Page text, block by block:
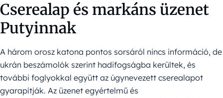
Cserealap és markáns üzenet
Putyinnak
A három orosz katona pontos sorsáról nincs információ, de
ukrán beszámolók szerint hadifogságba kerültek, és
további foglyokkal együtt az úgynevezett cserealapot
gyarapítják. Az üzenet egyértelmű és